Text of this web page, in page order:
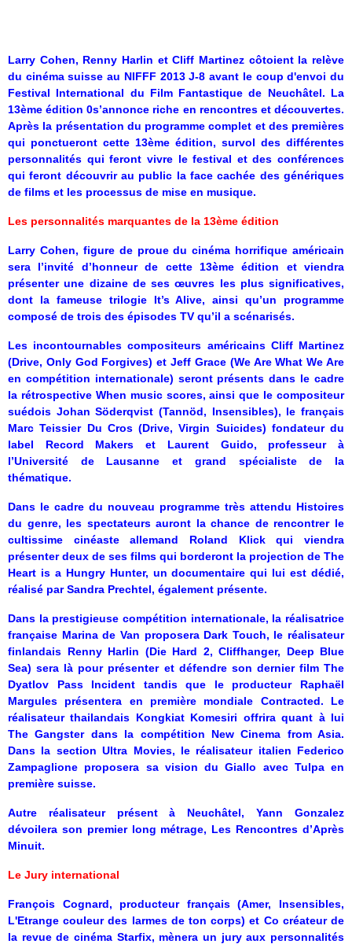
Larry Cohen, Renny Harlin et Cliff Martinez côtoient la relève
du cinéma suisse au NIFFF 2013 J-8 avant le coup d'envoi du
Festival International du Film Fantastique de Neuchâtel. La
13ème édition 0s’annonce riche en rencontres et découvertes.
Après la présentation du programme complet et des premières
qui ponctueront cette 13ème édition, survol des différentes
personnalités qui feront vivre le festival et des conférences
qui feront découvrir au public la face cachée des génériques
de films et les processus de mise en musique.
Les personnalités marquantes de la 13ème édition
Larry Cohen, figure de proue du cinéma horrifique américain
sera l’invité d’honneur de cette 13ème édition et viendra
présenter une dizaine de ses œuvres les plus significatives,
dont la fameuse trilogie It’s Alive, ainsi qu’un programme
composé de trois des épisodes TV qu’il a scénarisés.
Les incontournables compositeurs américains Cliff Martinez
(Drive, Only God Forgives) et Jeff Grace (We Are What We Are
en compétition internationale) seront présents dans le cadre
la rétrospective When music scores, ainsi que le compositeur
suédois Johan Söderqvist (Tannöd, Insensibles), le français
Marc Teissier Du Cros (Drive, Virgin Suicides) fondateur du
label Record Makers et Laurent Guido, professeur à
l’Université de Lausanne et grand spécialiste de la
thématique.
Dans le cadre du nouveau programme très attendu Histoires
du genre, les spectateurs auront la chance de rencontrer le
cultissime cinéaste allemand Roland Klick qui viendra
présenter deux de ses films qui borderont la projection de The
Heart is a Hungry Hunter, un documentaire qui lui est dédié,
réalisé par Sandra Prechtel, également présente.
Dans la prestigieuse compétition internationale, la réalisatrice
française Marina de Van proposera Dark Touch, le réalisateur
finlandais Renny Harlin (Die Hard 2, Cliffhanger, Deep Blue
Sea) sera là pour présenter et défendre son dernier film The
Dyatlov Pass Incident tandis que le producteur Raphaël
Margules présentera en première mondiale Contracted. Le
réalisateur thailandais Kongkiat Komesiri offrira quant à lui
The Gangster dans la compétition New Cinema from Asia.
Dans la section Ultra Movies, le réalisateur italien Federico
Zampaglione proposera sa vision du Giallo avec Tulpa en
première suisse.
Autre réalisateur présent à Neuchâtel, Yann Gonzalez
dévoilera son premier long métrage, Les Rencontres d’Après
Minuit.
Le Jury international
François Cognard, producteur français (Amer, Insensibles,
L'Etrange couleur des larmes de ton corps) et Co créateur de
la revue de cinéma Starfix, mènera un jury aux personnalités